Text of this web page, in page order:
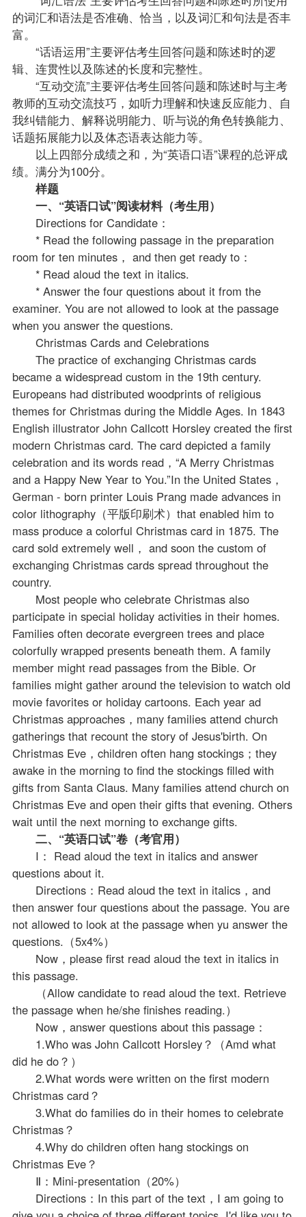
的词汇和语法是否准确、恰当，以及词汇和句法是否丰
富。
“话语运用”主要评估考生回答问题和陈述时的逻
辑、连贯性以及陈述的长度和完整性。
“互动交流”主要评估考生回答问题和陈述时与主考
教师的互动交流技巧，如听力理解和快速反应能力、自
我纠错能力、解释说明能力、听与说的角色转换能力、
话题拓展能力以及体态语表达能力等。
以上四部分成绩之和，为“英语口语”课程的总评成
绩。满分为100分。
样题
一、“英语口试”阅读材料（考生用）
Directions for Candidate：
* Read the following passage in the preparation
room for ten minutes， and then get ready to：
* Read aloud the text in italics.
* Answer the four questions about it from the
examiner. You are not allowed to look at the passage
when you answer the questions.
Christmas Cards and Celebrations
The practice of exchanging Christmas cards
became a widespread custom in the 19th century.
Europeans had distributed woodprints of religious
themes for Christmas during the Middle Ages. In 1843
English illustrator John Callcott Horsley created the first
modern Christmas card. The card depicted a family
celebration and its words read，“A Merry Christmas
and a Happy New Year to You.”In the United States，
German - born printer Louis Prang made advances in
color lithography（平版印刷术）that enabled him to
mass produce a colorful Christmas card in 1875. The
card sold extremely well， and soon the custom of
exchanging Christmas cards spread throughout the
country.
Most people who celebrate Christmas also
participate in special holiday activities in their homes.
Families often decorate evergreen trees and place
colorfully wrapped presents beneath them. A family
member might read passages from the Bible. Or
families might gather around the television to watch old
movie favorites or holiday cartoons. Each year ad
Christmas approaches，many families attend church
gatherings that recount the story of Jesus'birth. On
Christmas Eve，children often hang stockings；they
awake in the morning to find the stockings filled with
gifts from Santa Claus. Many families attend church on
Christmas Eve and open their gifts that evening. Others
wait until the next morning to exchange gifts.
二、“英语口试”卷（考官用）
I： Read aloud the text in italics and answer
questions about it.
Directions：Read aloud the text in italics，and
then answer four questions about the passage. You are
not allowed to look at the passage when yu answer the
questions.（5x4%）
Now，please first read aloud the text in italics in
this passage.
（Allow candidate to read aloud the text. Retrieve
the passage when he/she finishes reading.）
Now，answer questions about this passage：
1.Who was John Callcott Horsley？（Amd what
did he do？）
2.What words were written on the first modern
Christmas card？
3.What do families do in their homes to celebrate
Christmas？
4.Why do children often hang stockings on
Christmas Eve？
Ⅱ：Mini-presentation（20%）
Directions：In this part of the text，I am going to